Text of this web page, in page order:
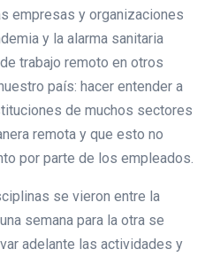
empresas y organizaciones
y la alarma sanitaria
trabajo remoto en otros
país: hacer entender a
de muchos sectores
remota y que esto no
por parte de los empleados.
se vieron entre la
semana para la otra se
adelante las actividades y